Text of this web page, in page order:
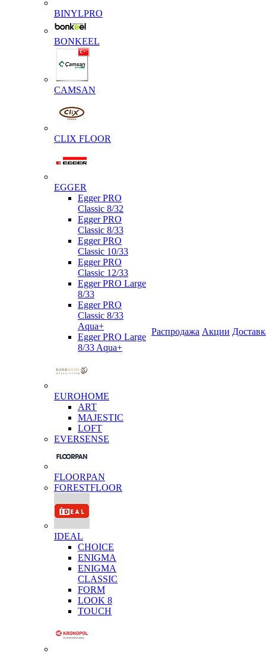
BINYLPRO
BONKEEL
CAMSAN
CLIX FLOOR
EGGER
Egger PRO
Classic 8/32
Egger PRO
Classic 8/33
Egger PRO
Classic 10/33
Egger PRO
Classic 12/33
Egger PRO Large
8/33
Egger PRO
Classic 8/33
Aqua+
Egger PRO Large
8/33 Aqua+
EUROHOME
ART
MAJESTIC
LOFT
EVERSENSE
FLOORPAN
FORESTFLOOR
IDEAL
CHOICE
ENIGMA
ENIGMA
CLASSIC
FORM
LOOK 8
TOUCH
Распродажа Акции